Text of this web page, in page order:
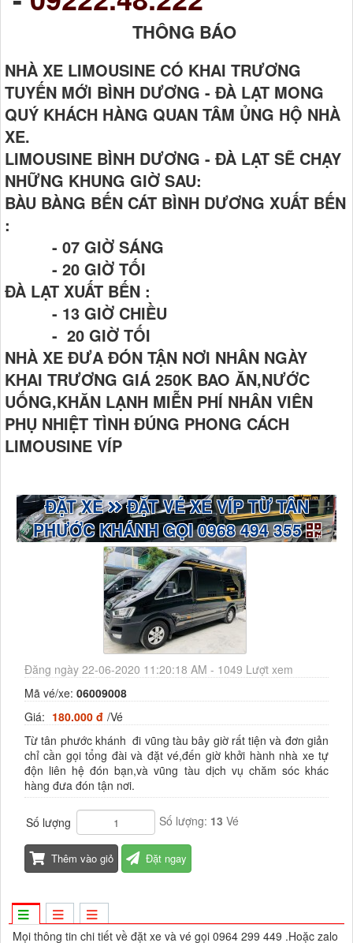
THÔNG BÁO
NHÀ XE LIMOUSINE CÓ KHAI TRƯƠNG
TUYẾN MỚI BÌNH DƯƠNG - ĐÀ LẠT MONG
QUÝ KHÁCH HÀNG QUAN TÂM ỦNG HỘ NHÀ
XE.
LIMOUSINE BÌNH DƯƠNG - ĐÀ LẠT SẼ CHẠY
NHỮNG KHUNG GIỜ SAU:
BÀU BÀNG BẾN CÁT BÌNH DƯƠNG XUẤT BẾN
:
- 07 GIỜ SÁNG
- 20 GIỜ TỐI
ĐÀ LẠT XUẤT BẾN :
- 13 GIỜ CHIỀU
- 20 GIỜ TỐI
NHÀ XE ĐƯA ĐÓN TẬN NƠI NHÂN NGÀY
KHAI TRƯƠNG GIÁ 250K BAO ĂN,NƯỚC
UỐNG,KHĂN LẠNH MIỄN PHÍ NHÂN VIÊN
PHỤ NHIỆT TÌNH ĐÚNG PHONG CÁCH
LIMOUSINE VÍP
ĐẶT XE ĐẶT VÉ XE VÍP TỪ TÂN
PHƯỚC KHÁNH GỌI 0968 494 355
Đăng ngày 22-06-2020 11:20:18 AM - 1049 Lượt xem
Mã vé/xe: 06009008
Giá: 180.000 đ /Vé
Từ tân phước khánh đi vũng tàu bây giờ rất tiện và đơn giản
chỉ cần gọi tổng đài và đặt vé,đến giờ khởi hành nhà xe tự
độn liên hệ đón bạn,và vũng tàu dịch vụ chăm sóc khác
hàng đưa đón tận nơi.
Số lượng Số lượng: 13 Vé
Thêm vào giỏ Đặt ngay
Mọi thông tin chi tiết về đặt xe và vé gọi 0964 299 449 .Hoặc zalo